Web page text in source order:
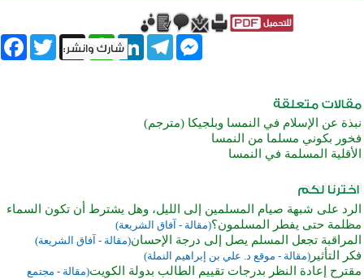
Twitter X
WhatsAppLinkedInTelegram
Messenger
نبذة عن الإسلام في النمسا وبلجيكا (مترجم)
فخور بكوني مسلما من النمسا
الأقلية المسلمة في النمسا
الرد على شبهة صيام المسلمين إلى الليل، وهل يشترط أن تكون السماء
مظلمة حتى يفطر المسلمون؟(مقالة - آفاق الشريعة)
المراقبة تجعل المسلم يصل إلى درجة الإحسان(مقالة - آفاق الشريعة)
فكر التأثير (مقالة - موقع د. علي بن إبراهيم النملة)
مقترح إعادة النظر بدرجات تقييم الطالب بدولة الكويت(مقالة - مجتمع